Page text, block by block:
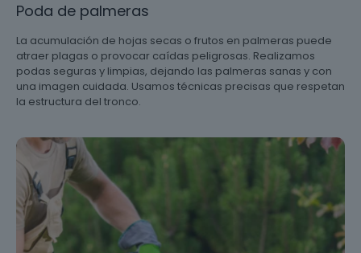
Poda de palmeras
La acumulación de hojas secas o frutos en palmeras puede
atraer plagas o provocar caídas peligrosas. Realizamos
podas seguras y limpias, dejando las palmeras sanas y con
una imagen cuidada. Usamos técnicas precisas que respetan
la estructura del tronco.